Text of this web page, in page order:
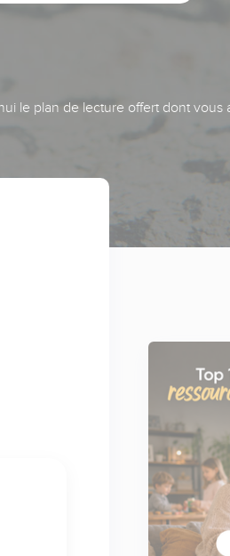
le plan de lecture offert dont vous